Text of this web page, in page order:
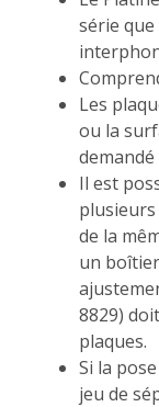
série
Les
ou la
Il est
de la
un
8829)
plaques.
Si la
jeu de